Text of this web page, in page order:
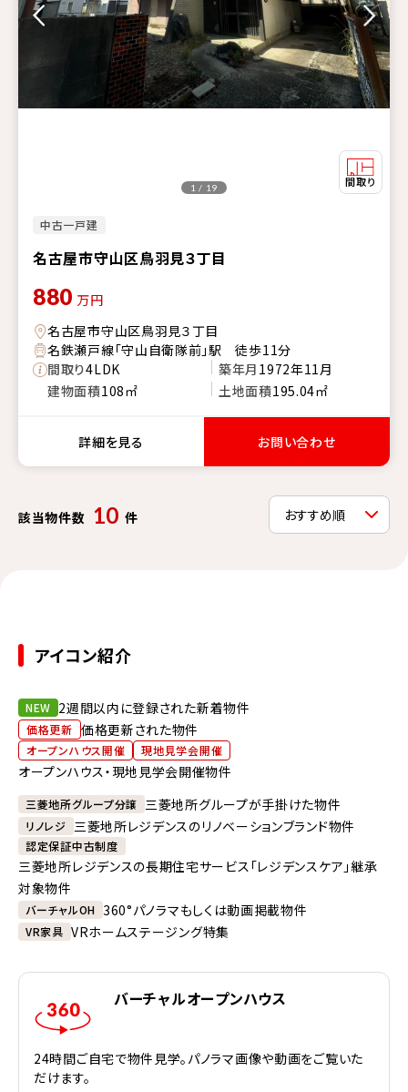
中古一戸建
名古屋市守山区鳥羽見３丁目
1 / 19
880 万円
名古屋市守山区鳥羽見３丁目
名鉄瀬戸線「守山自衛隊前」駅 徒歩11分
間取り4LDK 築年月 1972年11月
建物面積108㎡ 土地面積195.04㎡
詳細を見る お問い合わせ
該当物件数 10 件
アイコン紹介
NEW 2週間以内に登録された新着物件
価格更新 価格更新された物件
オープンハウス開催 現地見学会開催
オープンハウス・現地見学会開催物件
三菱地所グループ分譲 三菱地所グループが手掛けた物件
リノレジ 三菱地所レジデンスのリノベーションブランド物件
認定保証中古制度
三菱地所レジデンスの長期住宅サービス「レジデンスケア」継承
対象物件
バーチャルOH 360°パノラマもしくは動画掲載物件
VR家具 VRホームステージング特集
バーチャルオープンハウス
24時間ご自宅で物件見学。パノラマ画像や動画をご覧いた
だけます。